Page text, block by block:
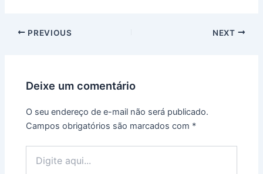
Post
PREVIOUS NEXT
Deixe um comentário
O seu endereço de e-mail não será publicado.
Campos obrigatórios são marcados com *
aqui...